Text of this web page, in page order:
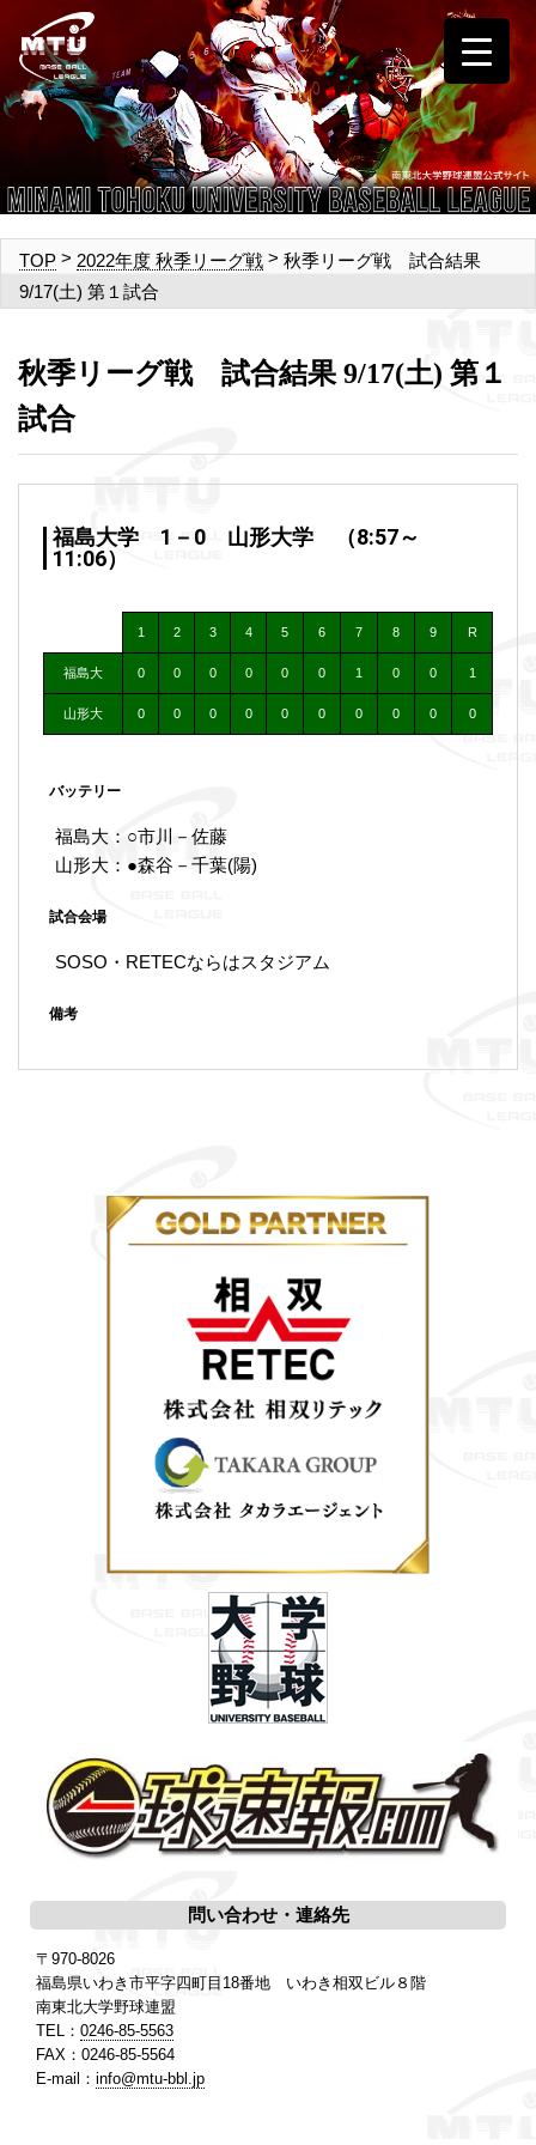
TOP > 2022年度 秋季リーグ戦 > 秋季リーグ戦 試合結果
9/17(土) 第１試合
秋季リーグ戦 試合結果 9/17(土) 第１
試合
福島大学 1－0 山形大学 （8:57～
11:06）
1 2 3 4 5 6 7 8 9 R
福島大 0 0 0 0 0 0 1 0 0 1
山形大 0 0 0 0 0 0 0 0 0 0
バッテリー
福島大：○市川－佐藤
山形大：●森谷－千葉(陽)
試合会場
SOSO・RETECならはスタジアム
備考
問い合わせ・連絡先
〒970-8026
福島県いわき市平字四町目18番地 いわき相双ビル８階
南東北大学野球連盟
TEL： 0246-85-5563
FAX：0246-85-5564
E-mail： info@mtu-bbl.jp